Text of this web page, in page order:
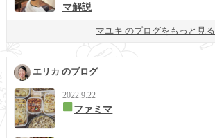
マ解説
マユキ のブログをもっと見る
エリカ のブログ
2022.9.22
ファミマ